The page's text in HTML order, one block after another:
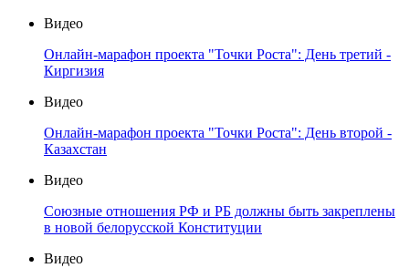
Видео
Онлайн-марафон проекта "Точки Роста": День третий -
Киргизия
Видео
Онлайн-марафон проекта "Точки Роста": День второй -
Казахстан
Видео
Союзные отношения РФ и РБ должны быть закреплены
в новой белорусской Конституции
Видео